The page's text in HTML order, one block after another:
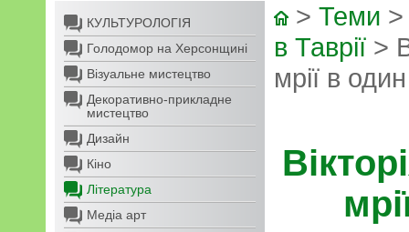
КУЛЬТУРОЛОГІЯ
Голодомор на Херсонщині
Візуальне мистецтво
Декоративно-прикладне
мистецтво
Дизайн
Кіно
Література
Медіа арт
> Теми
в Таврії >
мрії в